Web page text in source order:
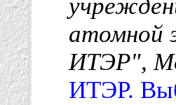
атомной
ИТЭР",
ИТЭР.